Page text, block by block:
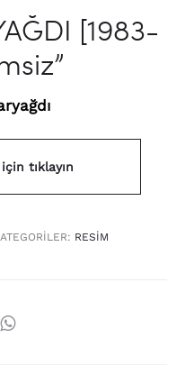
[1983-
tıklayın
RESIM